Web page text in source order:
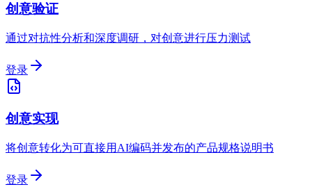
创意验证
通过对抗性分析和深度调研，对创意进行压力测试
登录
创意实现
将创意转化为可直接用AI编码并发布的产品规格说明书
登录